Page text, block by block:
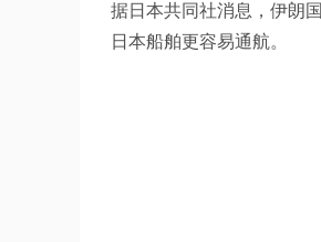
据日本共同社消息，伊朗
日本船舶更容易通航。